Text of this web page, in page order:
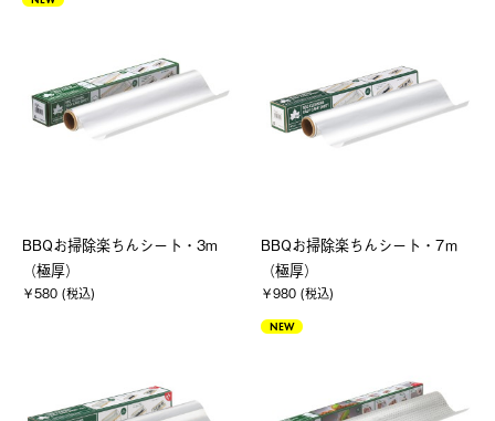
BBQお掃除楽ちんシート・3m
（極厚）
￥580 (税込)
BBQお掃除楽ちんシート・7ｍ
（極厚）
￥980 (税込)
NEW